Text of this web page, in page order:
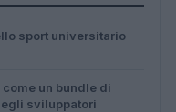
sport universitario
un bundle di
sviluppatori